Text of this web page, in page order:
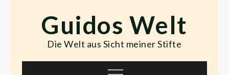
contentGuidos Welt
Die Welt aus Sicht meiner Stifte
Menu